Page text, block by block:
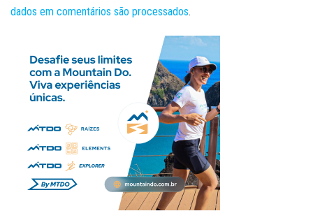
dados em comentários são processados.